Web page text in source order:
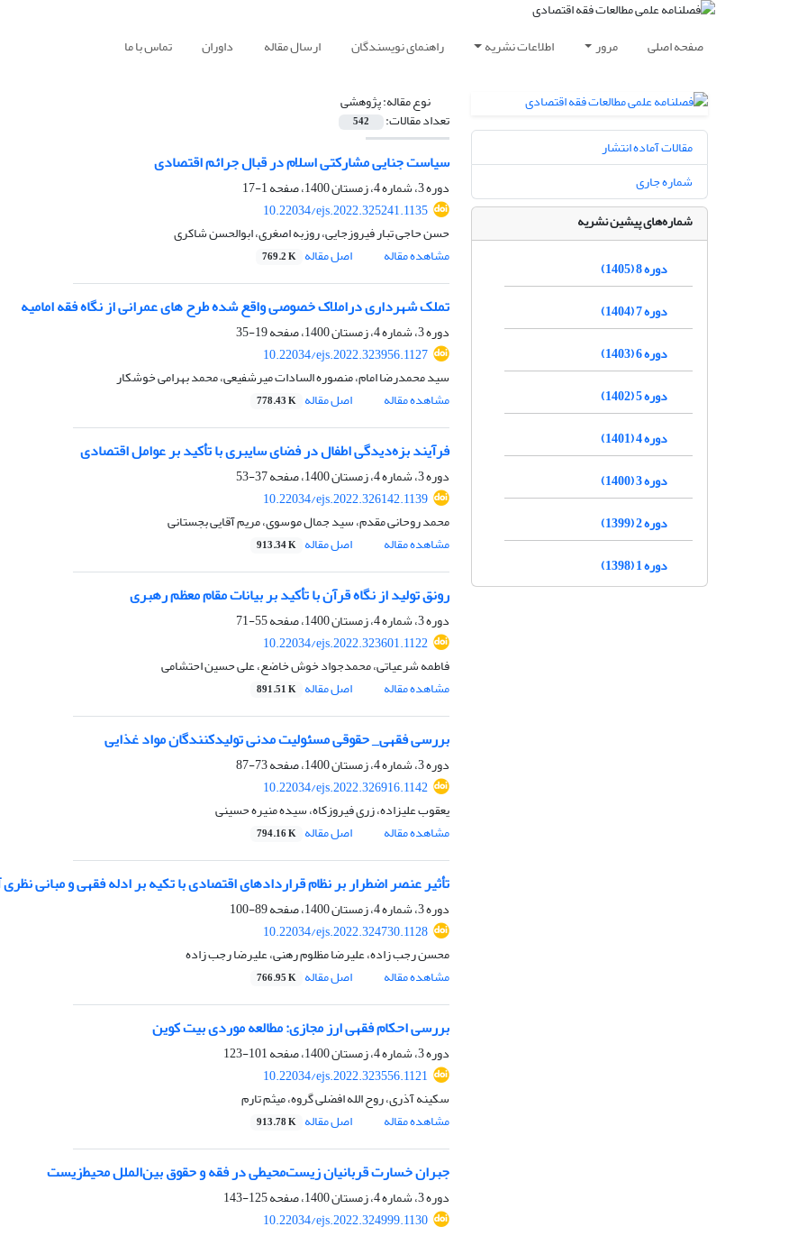
صفحه اصلی مرور اطلاعات نشریه راهنمای نویسندگان ارسال مقاله داوران تماس با ما
نوع مقاله:پژوهشی
تعداد مقالات: 542
سیاست جنایی مشارکتی اسلام در قبال جرائم اقتصادی
دوره 3، شماره 4، زمستان 1400، صفحه
1-17
10.22034/ejs.2022.325241.1135
حسن حاجی تبار فیروزجایی، روزبه اصغری، ابوالحسن شاکری
مشاهده مقاله
اصل مقاله 769.2 K
تملک شهرداری دراملاک خصوصی واقع شده طرح های عمرانی از نگاه فقه امامیه
دوره 3، شماره 4، زمستان 1400، صفحه
19-35
10.22034/ejs.2022.323956.1127
سید محمدرضا امام، منصوره السادات میرشفیعی، محمد بهرامی خوشکار
مشاهده مقاله
اصل مقاله 778.43 K
فرآیند بزه‌دیدگی اطفال در فضای سایبری با تأکید بر عوامل اقتصادی
دوره 3، شماره 4، زمستان 1400، صفحه
37-53
10.22034/ejs.2022.326142.1139
محمد روحانی مقدم، سید جمال موسوی، مریم آقایی بجستانی
مشاهده مقاله
اصل مقاله 913.34 K
رونق تولید از نگاه قرآن با تأکید بر بیانات مقام معظم رهبری
دوره 3، شماره 4، زمستان 1400، صفحه
55-71
10.22034/ejs.2022.323601.1122
فاطمه شرعیاتی، محمدجواد خوش خاضع، علی حسین احتشامی
مشاهده مقاله
اصل مقاله 891.51 K
بررسی فقهی_ حقوقی مسئولیت مدنی تولیدکنندگان مواد غذایی
دوره 3، شماره 4، زمستان 1400، صفحه
73-87
10.22034/ejs.2022.326916.1142
یعقوب علیزاده، زری فیروزکاه، سیده منیره حسینی
مشاهده مقاله
اصل مقاله 794.16 K
تأثیر عنصر اضطرار بر نظام قراردادهای اقتصادی با تکیه بر ادله فقهی و مبانی
دوره 3، شماره 4، زمستان 1400، صفحه
89-100
10.22034/ejs.2022.324730.1128
محسن رجب زاده، علیرضا مظلوم رهنی، علیرضا رجب زاده
مشاهده مقاله
اصل مقاله 766.95 K
بررسی احکام فقهی ارز مجازی: مطالعه موردی بیت کوین
دوره 3، شماره 4، زمستان 1400، صفحه
101-123
10.22034/ejs.2022.323556.1121
سکینه آذری، روح الله افضلی گروه، میثم تارم
مشاهده مقاله
اصل مقاله 913.78 K
جبران خسارت قربانیان زیست‌محیطی در فقه و حقوق بین‌الملل محیط‌زیست
دوره 3، شماره 4، زمستان 1400، صفحه
125-143
10.22034/ejs.2022.324999.1130
مقالات آماده انتشار
شماره جاری
شماره‌های پیشین نشریه
دوره 8 (1405)
دوره 7 (1404)
دوره 6 (1403)
دوره 5 (1402)
دوره 4 (1401)
دوره 3 (1400)
دوره 2 (1399)
دوره 1 (1398)